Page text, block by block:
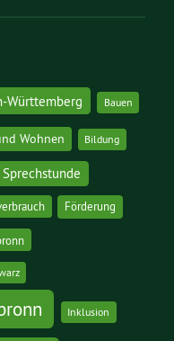
Württemberg Bauen
Wohnen Bildung
Förderung
Inklusion